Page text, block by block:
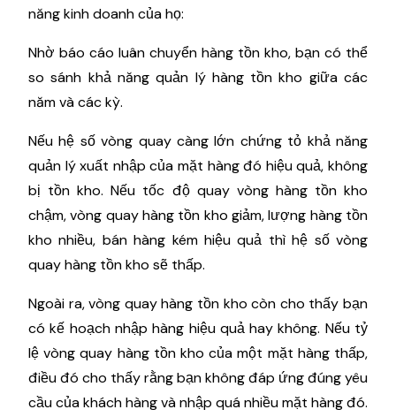
năng kinh doanh của họ:
Nhờ báo cáo luân chuyển hàng tồn kho, bạn có thể
so sánh khả năng quản lý hàng tồn kho giữa các
năm và các kỳ.
Nếu hệ số vòng quay càng lớn chứng tỏ khả năng
quản lý xuất nhập của mặt hàng đó hiệu quả, không
bị tồn kho. Nếu tốc độ quay vòng hàng tồn kho
chậm, vòng quay hàng tồn kho giảm, lượng hàng tồn
kho nhiều, bán hàng kém hiệu quả thì hệ số vòng
quay hàng tồn kho sẽ thấp.
Ngoài ra, vòng quay hàng tồn kho còn cho thấy bạn
có kế hoạch nhập hàng hiệu quả hay không. Nếu tỷ
lệ vòng quay hàng tồn kho của một mặt hàng thấp,
điều đó cho thấy rằng bạn không đáp ứng đúng yêu
cầu của khách hàng và nhập quá nhiều mặt hàng đó.